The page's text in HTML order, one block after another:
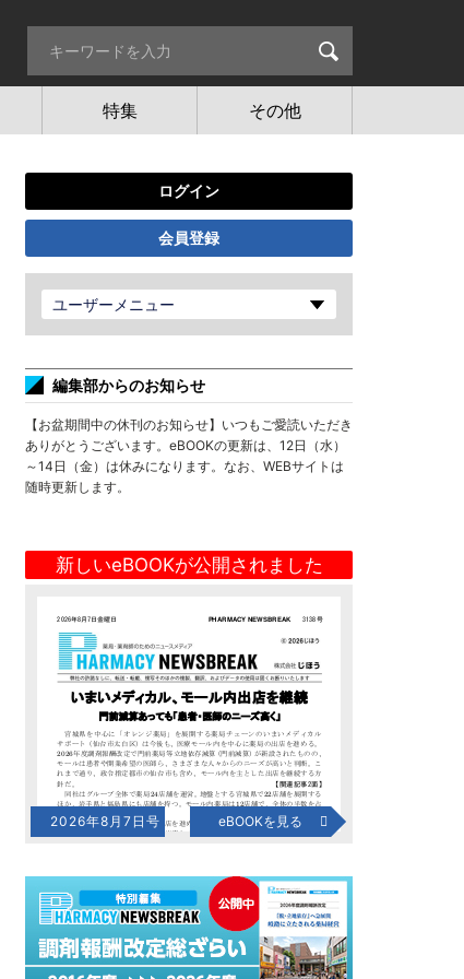
特集 その他
ログイン
会員登録
ユーザーメニュー
編集部からのお知らせ
【お盆期間中の休刊のお知らせ】いつもご愛読いただき
ありがとうございます。eBOOKの更新は、12日（水）
～14日（金）は休みになります。なお、WEBサイトは
随時更新します。
新しいeBOOKが公開されました
2026年8月7日号 eBOOKを見る